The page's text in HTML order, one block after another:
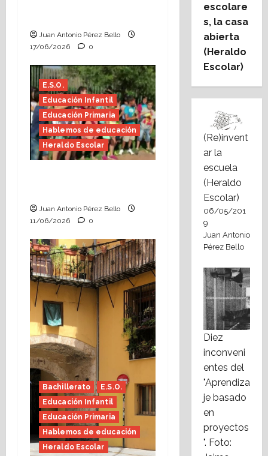
Juan Antonio Pérez Bello
17/06/2026
0
E.S.O.
Educación Infantil
Educación Primaria
Hablemos de educación
Heraldo Escolar
Juan Antonio Pérez Bello
11/06/2026
0
Bachillerato
E.S.O.
Educación Infantil
Educación Primaria
Hablemos de educación
Heraldo Escolar
escolare
s, la casa
abierta
(Heraldo
Escolar)
(Re)invent
ar la
escuela
(Heraldo
Escolar)
06/05/201
9
Juan Antonio
Pérez Bello
Diez
inconveni
entes del
"Aprendiza
je basado
en
proyectos
". Foto: